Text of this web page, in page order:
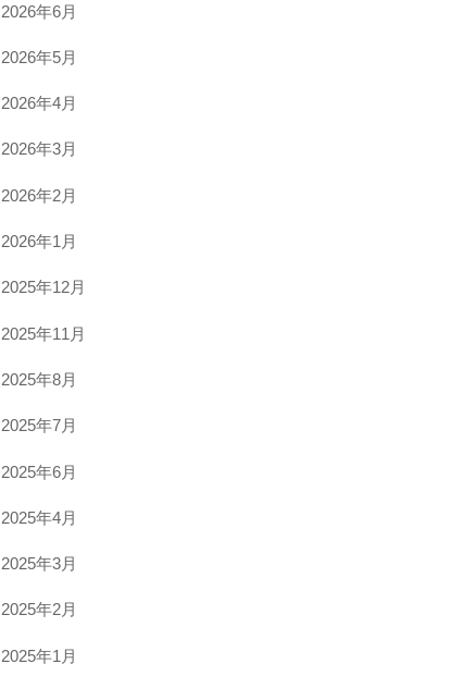
2026年6月
2026年5月
2026年4月
2026年3月
2026年2月
2026年1月
2025年12月
2025年11月
2025年8月
2025年7月
2025年6月
2025年4月
2025年3月
2025年2月
2025年1月